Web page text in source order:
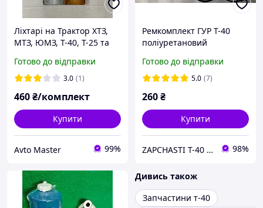
Ліхтарі на Трактор ХТЗ,
МТЗ, ЮМЗ, Т-40, Т-25 та
Готово до відправки
3.0 (1)
460₴/комплект
Купити
Avto Master 99%
Ремкомплект ГУР Т-40
поліуретановий
Готово до відправки
5.0 (7)
260₴
Купити
ZAPCHASTI T-40 KHARKIV UA 98%
Дивись також
Запчастини т-40